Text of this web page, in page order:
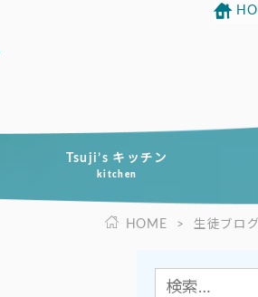
Tsuji’s キッチン
kitchen
HOME > 生徒ブログ
検